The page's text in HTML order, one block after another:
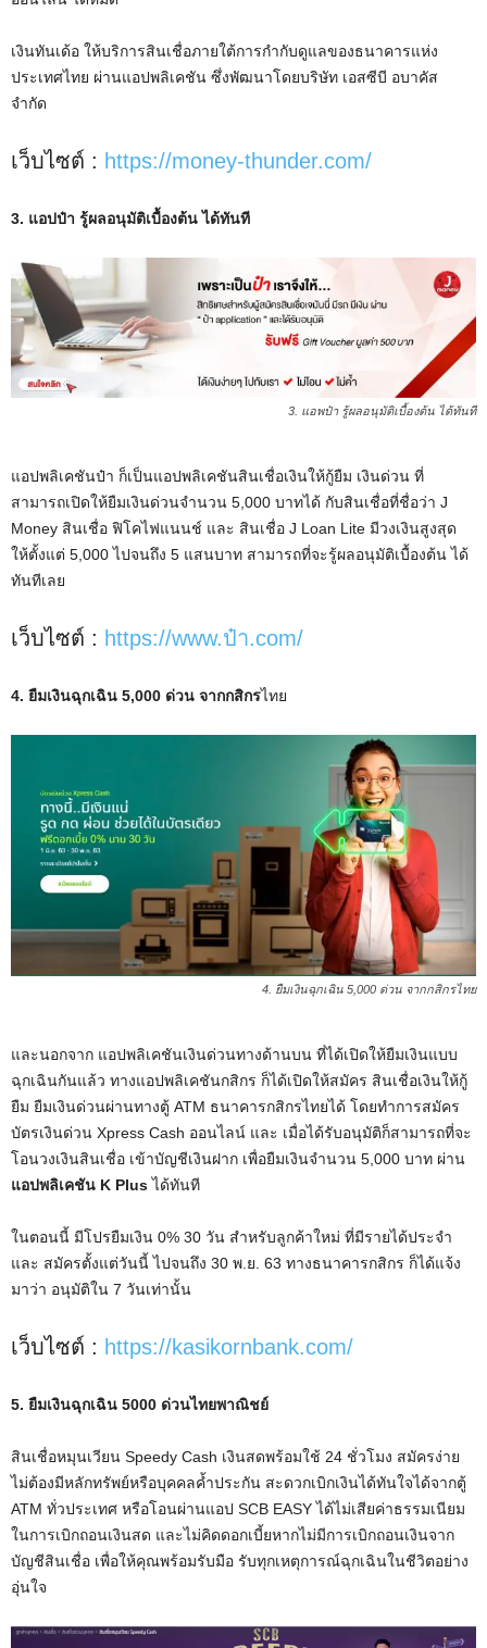
เงินทันเด้อ ให้บริการสินเชื่อภายใต้การกำกับดูแลของธนาคารแห่ง
ประเทศไทย ผ่านแอปพลิเคชัน ซึ่งพัฒนาโดยบริษัท เอสซีบี อบาคัส
จำกัด
เว็บไซต์ : https://money-thunder.com/
3. แอปป๋า รู้ผลอนุมัติเบื้องต้น ได้ทันที
3. แอพป๋า รู้ผลอนุมัติเบื้องต้น ได้ทันที
แอปพลิเคชันป๋า ก็เป็นแอปพลิเคชันสินเชื่อเงินให้กู้ยืม เงินด่วน ที่
สามารถเปิดให้ยืมเงินด่วนจำนวน 5,000 บาทได้ กับสินเชื่อที่ชื่อว่า J
Money สินเชื่อ ฟิโคไฟแนนช์ และ สินเชื่อ J Loan Lite มีวงเงินสูงสุด
ให้ตั้งแต่ 5,000 ไปจนถึง 5 แสนบาท สามารถที่จะรู้ผลอนุมัติเบื้องต้น ได้
ทันทีเลย
เว็บไซต์ : https://www.ป๋า.com/
4. ยืมเงินฉุกเฉิน 5,000 ด่วน จากกสิกรไทย
4. ยืมเงินฉุกเฉิน 5,000 ด่วน จากกสิกรไทย
และนอกจาก แอปพลิเคชันเงินด่วนทางด้านบน ที่ได้เปิดให้ยืมเงินแบบ
ฉุกเฉินกันแล้ว ทางแอปพลิเคชันกสิกร ก็ได้เปิดให้สมัคร สินเชื่อเงินให้กู้
ยืม ยืมเงินด่วนผ่านทางตู้ ATM ธนาคารกสิกรไทยได้ โดยทำการสมัคร
บัตรเงินด่วน Xpress Cash ออนไลน์ และ เมื่อได้รับอนุมัติก็สามารถที่จะ
โอนวงเงินสินเชื่อ เข้าบัญชีเงินฝาก เพื่อยืมเงินจำนวน 5,000 บาท ผ่าน
แอปพลิเคชัน K Plusได้ทันที
ในตอนนี้ มีโปรยืมเงิน 0% 30 วัน สำหรับลูกค้าใหม่ ที่มีรายได้ประจำ
และ สมัครตั้งแต่วันนี้ ไปจนถึง 30 พ.ย. 63 ทางธนาคารกสิกร ก็ได้แจ้ง
มาว่า อนุมัติใน 7 วันเท่านั้น
เว็บไซต์ : https://kasikornbank.com/
5. ยืมเงินฉุกเฉิน 5000 ด่วนไทยพาณิชย์
สินเชื่อหมุนเวียน Speedy Cash เงินสดพร้อมใช้ 24 ชั่วโมง สมัครง่าย
ไม่ต้องมีหลักทรัพย์หรือบุคคลค้ำประกัน สะดวกเบิกเงินได้ทันใจได้จากตู้
ATM ทั่วประเทศ หรือโอนผ่านแอป SCB EASY ได้ไม่เสียค่าธรรมเนียม
ในการเบิกถอนเงินสด และไม่คิดดอกเบี้ยหากไม่มีการเบิกถอนเงินจาก
บัญชีสินเชื่อ เพื่อให้คุณพร้อมรับมือ รับทุกเหตุการณ์ฉุกเฉินในชีวิตอย่าง
อุ่นใจ